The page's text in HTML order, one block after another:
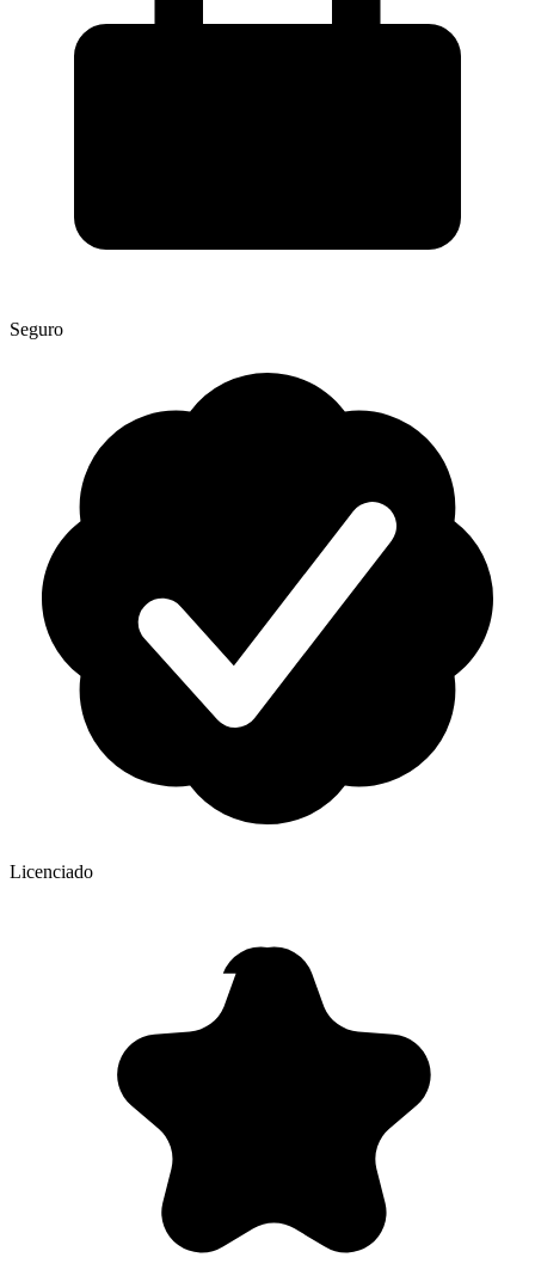
Seguro
Licenciado